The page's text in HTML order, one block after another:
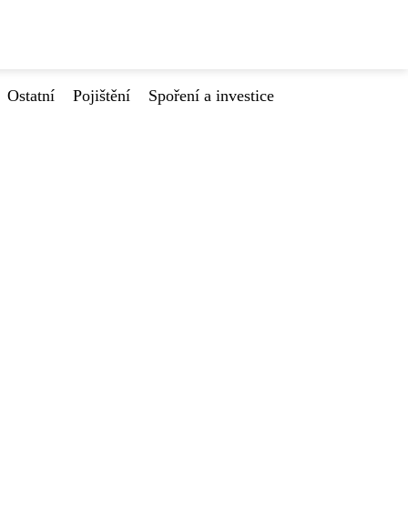
Ostatní Pojištění Spoření a investice